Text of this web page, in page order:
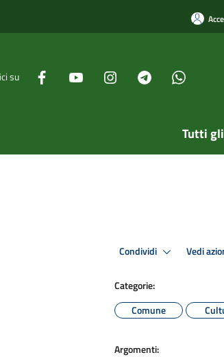
su
Tutti
Condividi Vedi
Categorie:
Comune
Argomenti: